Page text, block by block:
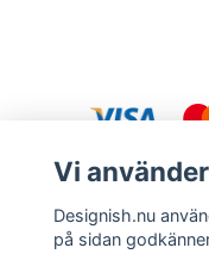
Vi
Designish.nu
på sidan